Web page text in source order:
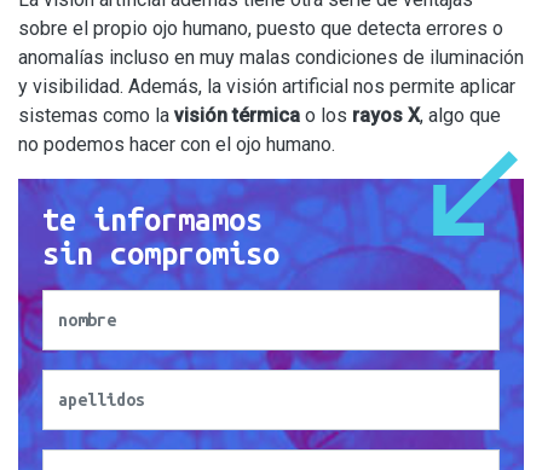
sobre el propio ojo humano, puesto que detecta errores o
anomalías incluso en muy malas condiciones de iluminación
y visibilidad. Además, la visión artificial nos permite aplicar
sistemas como la visión térmica o los rayos X, algo que
no podemos hacer con el ojo humano.
te informamos
sin compromiso